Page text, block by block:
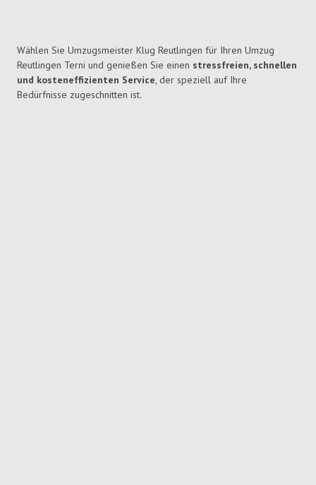
Wählen Sie Umzugsmeister Klug Reutlingen für Ihren Umzug
Reutlingen Terni und genießen Sie einen stressfreien, schnellen
und kosteneffizienten Service, der speziell auf Ihre
Bedürfnisse zugeschnitten ist.